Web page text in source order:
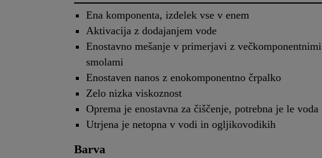
Ena komponenta, izdelek vse v enem
Aktivacija z dodajanjem vode
Enostavno mešanje v primerjavi z večkomponentnimi
smolami
Enostaven nanos z enokomponentno črpalko
Zelo nizka viskoznost
Oprema je enostavna za čiščenje, potrebna je le voda
Utrjena je netopna v vodi in ogljikovodikih
Barva